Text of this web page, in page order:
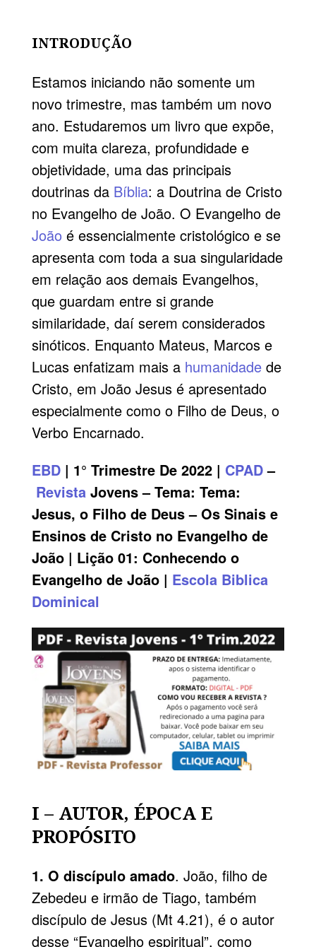
INTRODUÇÃO
Estamos iniciando não somente um
novo trimestre, mas também um novo
ano. Estudaremos um livro que expõe,
com muita clareza, profundidade e
objetividade, uma das principais
doutrinas da Bíblia: a Doutrina de Cristo
no Evangelho de João. O Evangelho de
Joãoé essencialmente cristológico e se
apresenta com toda a sua singularidade
em relação aos demais Evangelhos,
que guardam entre si grande
similaridade, daí serem considerados
sinóticos. Enquanto Mateus, Marcos e
Lucas enfatizam mais a humanidadede
Cristo, em João Jesus é apresentado
especialmente como o Filho de Deus, o
Verbo Encarnado.
EBD| 1° Trimestre De 2022 | CPAD–
RevistaJovens – Tema: Tema:
Jesus, o Filho de Deus – Os Sinais e
Ensinos de Cristo no Evangelho de
João | Lição 01: Conhecendo o
Evangelho de João | Escola Biblica
Dominical
I – AUTOR, ÉPOCA E
PROPÓSITO
1. O discípulo amado. João, filho de
Zebedeu e irmão de Tiago, também
discípulo de Jesus (Mt 4.21), é o autor
desse “Evangelho espiritual”, como